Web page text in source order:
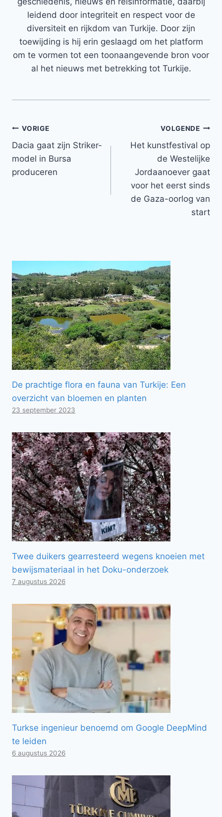
leidend door integriteit en respect voor de
diversiteit en rijkdom van Turkije. Door zijn
toewijding is hij erin geslaagd om het platform
om te vormen tot een toonaangevende bron voor
al het nieuws met betrekking tot Turkije.
Bericht
navigatie
VORIGE
Dacia gaat zijn Striker-
model in Bursa
produceren
VOLGENDE
Het kunstfestival op
de Westelijke
Jordaanoever gaat
voor het eerst sinds
de Gaza-oorlog van
start
De prachtige flora en fauna van Turkije: Een
overzicht van bloemen en planten
23 september 2023
Twee duikers gearresteerd wegens knoeien met
bewijsmateriaal in het Doku-onderzoek
7 augustus 2026
Turkse ingenieur benoemd om Google DeepMind
te leiden
6 augustus 2026